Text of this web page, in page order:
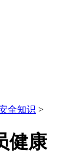
全知识 >
健康